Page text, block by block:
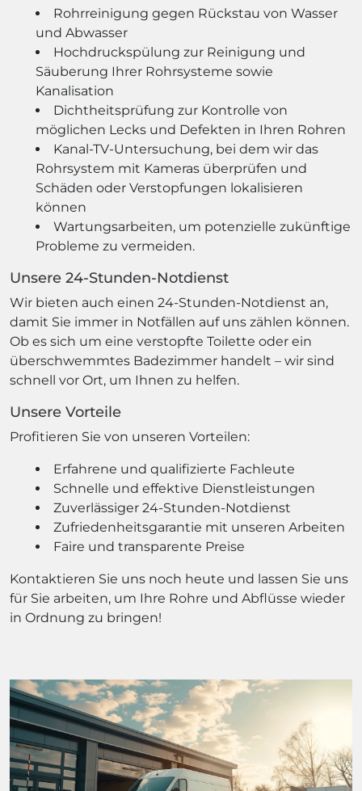
Rohrreinigung gegen Rückstau von Wasser
und Abwasser
Hochdruckspülung zur Reinigung und
Säuberung Ihrer Rohrsysteme sowie
Kanalisation
Dichtheitsprüfung zur Kontrolle von
möglichen Lecks und Defekten in Ihren Rohren
Kanal-TV-Untersuchung, bei dem wir das
Rohrsystem mit Kameras überprüfen und
Schäden oder Verstopfungen lokalisieren
können
Wartungsarbeiten, um potenzielle zukünftige
Probleme zu vermeiden.
Unsere 24-Stunden-Notdienst
Wir bieten auch einen 24-Stunden-Notdienst an,
damit Sie immer in Notfällen auf uns zählen können.
Ob es sich um eine verstopfte Toilette oder ein
überschwemmtes Badezimmer handelt – wir sind
schnell vor Ort, um Ihnen zu helfen.
Unsere Vorteile
Profitieren Sie von unseren Vorteilen:
Erfahrene und qualifizierte Fachleute
Schnelle und effektive Dienstleistungen
Zuverlässiger 24-Stunden-Notdienst
Zufriedenheitsgarantie mit unseren Arbeiten
Faire und transparente Preise
Kontaktieren Sie uns noch heute und lassen Sie uns
für Sie arbeiten, um Ihre Rohre und Abflüsse wieder
in Ordnung zu bringen!